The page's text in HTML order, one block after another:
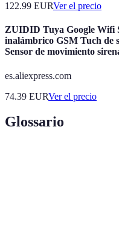
122.99 EURVer el precio
ZUIDID Tuya Google Wifi
inalámbrico GSM Tuch de
Sensor de movimiento
es.aliexpress.com
74.39 EURVer el precio
Glossario